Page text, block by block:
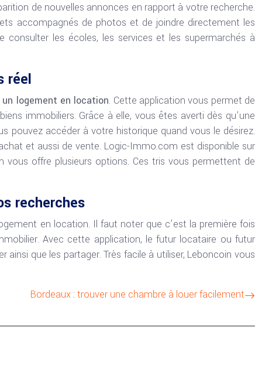
de nouvelles annonces en rapport à votre recherche.
accompagnés de photos et de joindre directement les
consulter les écoles, les services et les supermarchés à
réel
logement en location. Cette application vous permet de
immobiliers. Grâce à elle, vous êtes averti dès qu’une
pouvez accéder à votre historique quand vous le désirez.
et aussi de vente. Logic-Immo.com est disponible sur
vous offre plusieurs options. Ces tris vous permettent de
recherches
en location. Il faut noter que c’est la première fois
Avec cette application, le futur locataire ou futur
que les partager. Très facile à utiliser, Leboncoin vous
Bordeaux : trouver une chambre à louer facilement